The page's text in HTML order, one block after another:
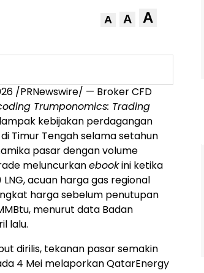
A A A
/PRNewswire/ — Broker CFD
Trumponomics: Trading
kebijakan perdagangan
Timur Tengah selama setahun
pasar dengan volume
meluncurkanebookini ketika
acuan harga gas regional
harga sebelum penutupan
menurut data Badan
lalu.
dirilis, tekanan pasar semakin
4 Mei melaporkan QatarEnergy